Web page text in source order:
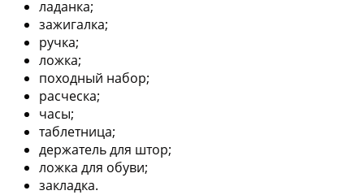
ладанка;
зажигалка;
ручка;
ложка;
походный набор;
расческа;
часы;
таблетница;
держатель для штор;
ложка для обуви;
закладка.